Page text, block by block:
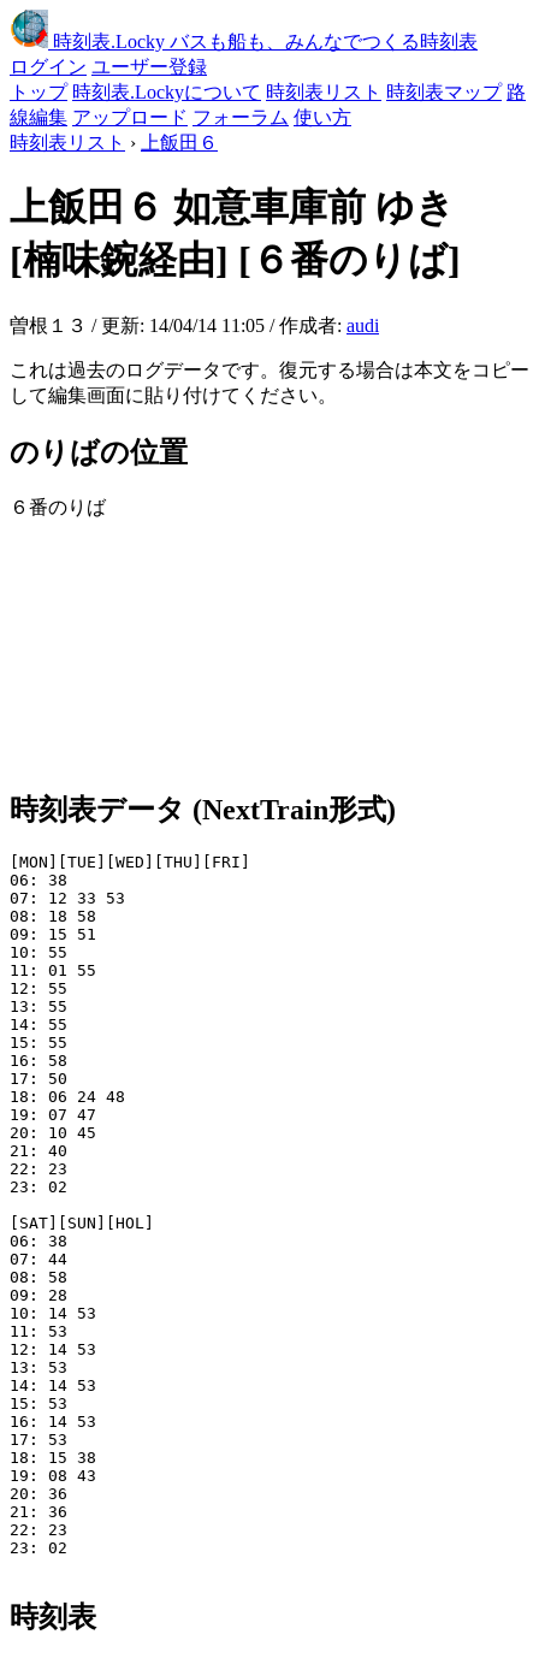
時刻表.Locky バスも船も、みんなでつくる時刻表
ログイン ユーザー登録
トップ 時刻表.Lockyについて 時刻表リスト 時刻表マップ 路
線編集 アップロード フォーラム 使い方
時刻表リスト › 上飯田６
上飯田６ 如意車庫前 ゆき
[楠味鋺経由] [６番のりば]
曽根１３ / 更新: 14/04/14 11:05 / 作成者: audi
これは過去のログデータです。復元する場合は本文をコピー
して編集画面に貼り付けてください。
のりばの位置
６番のりば
時刻表データ (NextTrain形式)
[MON][TUE][WED][THU][FRI]
06: 38
07: 12 33 53
08: 18 58
09: 15 51
10: 55
11: 01 55
12: 55
13: 55
14: 55
15: 55
16: 58
17: 50
18: 06 24 48
19: 07 47
20: 10 45
21: 40
22: 23
23: 02
[SAT][SUN][HOL]
06: 38
07: 44
08: 58
09: 28
10: 14 53
11: 53
12: 14 53
13: 53
14: 14 53
15: 53
16: 14 53
17: 53
18: 15 38
19: 08 43
20: 36
21: 36
22: 23
23: 02
時刻表